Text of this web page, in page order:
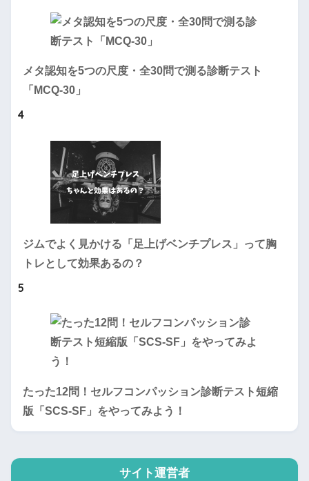
メタ認知を5つの尺度・全30問で測る診断テスト
「MCQ-30」
4
ジムでよく見かける「足上げベンチプレス」って胸
トレとして効果あるの？
5
たった12問！セルフコンパッション診断テスト短縮
版「SCS-SF」をやってみよう！
サイト運営者